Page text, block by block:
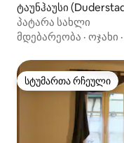
ტაუნჰაუსი
პატარა სახლი
მდებარეობა · ოჯახი ·
სტუმართა რჩეული
სტუმართა რჩეული